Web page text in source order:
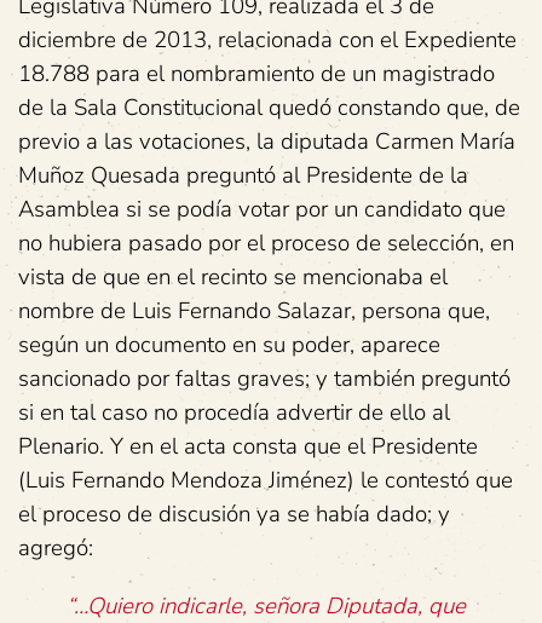
diciembre de 2013, relacionada con el Expediente
18.788 para el nombramiento de un magistrado
de la Sala Constitucional quedó constando que, de
previo a las votaciones, la diputada Carmen María
Muñoz Quesada preguntó al Presidente de la
Asamblea si se podía votar por un candidato que
no hubiera pasado por el proceso de selección, en
vista de que en el recinto se mencionaba el
nombre de Luis Fernando Salazar, persona que,
según un documento en su poder, aparece
sancionado por faltas graves; y también preguntó
si en tal caso no procedía advertir de ello al
Plenario. Y en el acta consta que el Presidente
(Luis Fernando Mendoza Jiménez) le contestó que
el proceso de discusión ya se había dado; y
agregó:
“…Quiero indicarle, señora Diputada, que